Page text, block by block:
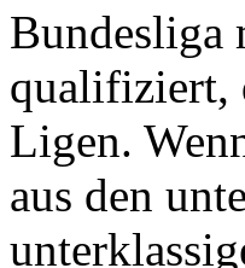
Bundesliga
qualifiziert,
Ligen.
aus den